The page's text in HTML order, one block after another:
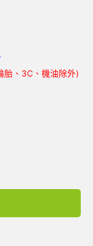
胎、3C、機油除外)